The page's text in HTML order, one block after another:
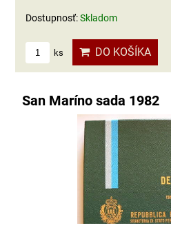
Dostupnosť:Skladom
ks DO KOŠÍKA
San Maríno sada 1982